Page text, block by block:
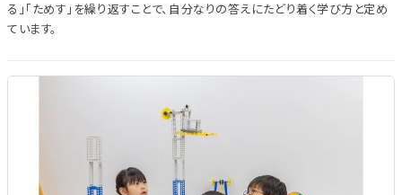
る」「ためす」を繰り返すことで、自分なりの答えにたどり着く学び方と定め
ています。